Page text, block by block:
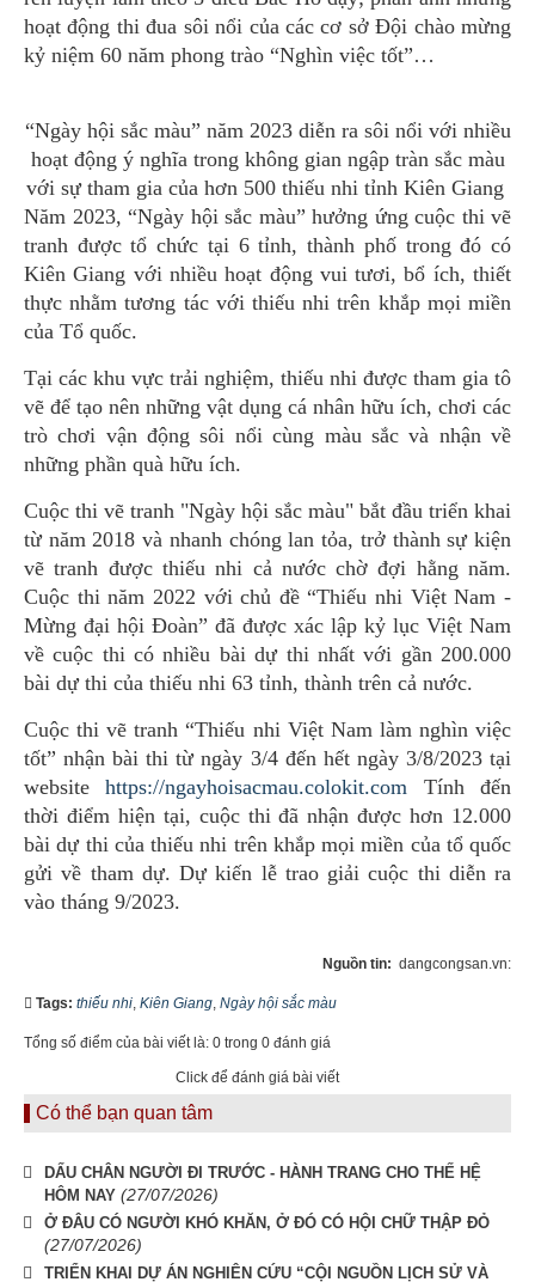
hoạt động thi đua sôi nổi của các cơ sở Đội chào mừng
kỷ niệm 60 năm phong trào “Nghìn việc tốt”…
“Ngày hội sắc màu” năm 2023 diễn ra sôi nổi với nhiều
hoạt động ý nghĩa trong không gian ngập tràn sắc màu
với sự tham gia của hơn 500 thiếu nhi tỉnh Kiên Giang
Năm 2023, “Ngày hội sắc màu” hưởng ứng cuộc thi vẽ
tranh được tổ chức tại 6 tỉnh, thành phố trong đó có
Kiên Giang với nhiều hoạt động vui tươi, bổ ích, thiết
thực nhằm tương tác với thiếu nhi trên khắp mọi miền
của Tổ quốc.
Tại các khu vực trải nghiệm, thiếu nhi được tham gia tô
vẽ để tạo nên những vật dụng cá nhân hữu ích, chơi các
trò chơi vận động sôi nổi cùng màu sắc và nhận về
những phần quà hữu ích.
Cuộc thi vẽ tranh "Ngày hội sắc màu" bắt đầu triển khai
từ năm 2018 và nhanh chóng lan tỏa, trở thành sự kiện
vẽ tranh được thiếu nhi cả nước chờ đợi hằng năm.
Cuộc thi năm 2022 với chủ đề “Thiếu nhi Việt Nam -
Mừng đại hội Đoàn” đã được xác lập kỷ lục Việt Nam
về cuộc thi có nhiều bài dự thi nhất với gần 200.000
bài dự thi của thiếu nhi 63 tỉnh, thành trên cả nước.
Cuộc thi vẽ tranh “Thiếu nhi Việt Nam làm nghìn việc
tốt” nhận bài thi từ ngày 3/4 đến hết ngày 3/8/2023 tại
websitehttps://ngayhoisacmau.colokit.com Tính đến
thời điểm hiện tại, cuộc thi đã nhận được hơn 12.000
bài dự thi của thiếu nhi trên khắp mọi miền của tổ quốc
gửi về tham dự. Dự kiến lễ trao giải cuộc thi diễn ra
vào tháng 9/2023.
Nguồn tin: dangcongsan.vn:
Tags: thiếu nhi, Kiên Giang, Ngày hội sắc màu
Tổng số điểm của bài viết là: 0 trong 0 đánh giá
Click để đánh giá bài viết
Có thể bạn quan tâm
DẤU CHÂN NGƯỜI ĐI TRƯỚC - HÀNH TRANG CHO THẾ HỆ
HÔM NAY (27/07/2026)
Ở ĐÂU CÓ NGƯỜI KHÓ KHĂN, Ở ĐÓ CÓ HỘI CHỮ THẬP ĐỎ
(27/07/2026)
TRIỂN KHAI DỰ ÁN NGHIÊN CỨU “CỘI NGUỒN LỊCH SỬ VÀ